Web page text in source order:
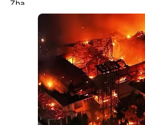
Premium
Raushan
Templates